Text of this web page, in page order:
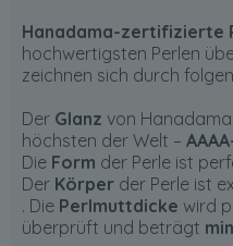
Hanadama-zertifizierte
hochwertigsten Perlen
zeichnen sich durch
Der Glanz von
höchsten der Welt –
Die Form der Perle ist
Der Körper der Perle ist
. Die Perlmuttdicke wird
überprüft und beträgt